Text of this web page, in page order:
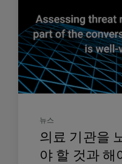
뉴스
의료 기관을
야 할 것과 해